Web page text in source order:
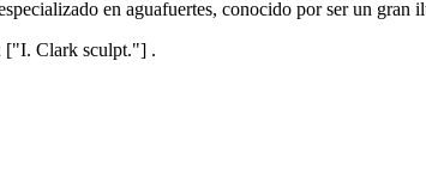
en aguafuertes, conocido por ser un gran
["I. Clark sculpt."] .